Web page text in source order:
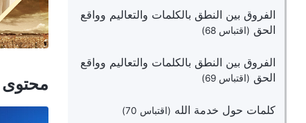
الفروق بين النطق بالكلمات والتعاليم وواقع
الحق (اقتباس 68)
الفروق بين النطق بالكلمات والتعاليم وواقع
الحق (اقتباس 69)
كلمات حول خدمة الله (اقتباس 70)